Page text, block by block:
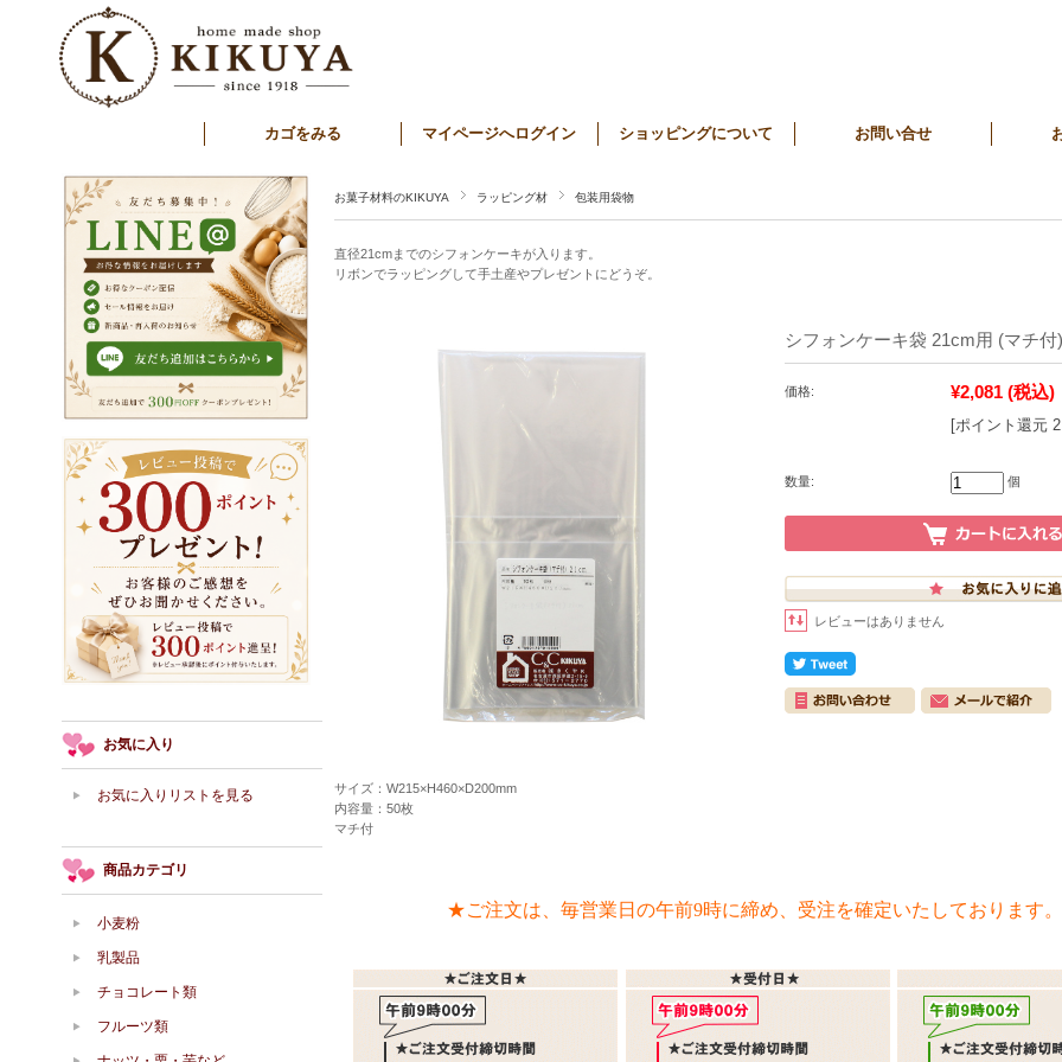
カゴをみる マイページへログイン ショッピングについて お問い合せ
お菓子材料のKIKUYA ラッピング材 包装用袋物
直径21cmまでのシフォンケーキが入ります。
リボンでラッピングして手土産やプレゼントにどうぞ。
シフォンケーキ袋 21cm用 (マチ付
価格: ¥2,081 (税込)
[ポイント還元
数量: 個
レビューはありません
サイズ：W215×H460×D200mm
内容量：50枚
マチ付
★ご注文は、毎営業日の午前9時に締め、受注を確定いたしております。
お気に入り
お気に入りリストを見る
商品カテゴリ
小麦粉
乳製品
チョコレート類
フルーツ類